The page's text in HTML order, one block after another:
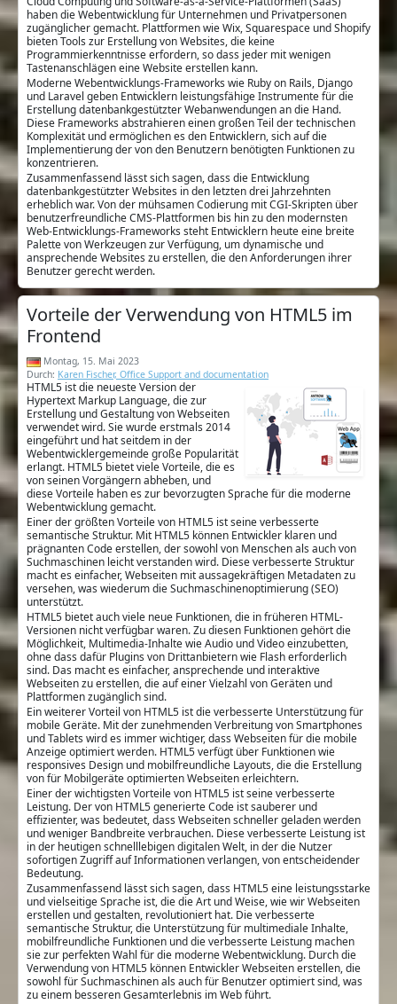
haben die Webentwicklung für Unternehmen und Privatpersonen
zugänglicher gemacht. Plattformen wie Wix, Squarespace und Shopify
bieten Tools zur Erstellung von Websites, die keine
Programmierkenntnisse erfordern, so dass jeder mit wenigen
Tastenanschlägen eine Website erstellen kann.
Moderne Webentwicklungs-Frameworks wie Ruby on Rails, Django
und Laravel geben Entwicklern leistungsfähige Instrumente für die
Erstellung datenbankgestützter Webanwendungen an die Hand.
Diese Frameworks abstrahieren einen großen Teil der technischen
Komplexität und ermöglichen es den Entwicklern, sich auf die
Implementierung der von den Benutzern benötigten Funktionen zu
konzentrieren.
Zusammenfassend lässt sich sagen, dass die Entwicklung
datenbankgestützter Websites in den letzten drei Jahrzehnten
erheblich war. Von der mühsamen Codierung mit CGI-Skripten über
benutzerfreundliche CMS-Plattformen bis hin zu den modernsten
Web-Entwicklungs-Frameworks steht Entwicklern heute eine breite
Palette von Werkzeugen zur Verfügung, um dynamische und
ansprechende Websites zu erstellen, die den Anforderungen ihrer
Benutzer gerecht werden.
Vorteile der Verwendung von HTML5 im
Frontend
Montag, 15. Mai 2023
Durch: Karen Fischer, Office Support and documentation
HTML5 ist die neueste Version der
Hypertext Markup Language, die zur
Erstellung und Gestaltung von Webseiten
verwendet wird. Sie wurde erstmals 2014
eingeführt und hat seitdem in der
Webentwicklergemeinde große Popularität
erlangt. HTML5 bietet viele Vorteile, die es
von seinen Vorgängern abheben, und
diese Vorteile haben es zur bevorzugten Sprache für die moderne
Webentwicklung gemacht.
Einer der größten Vorteile von HTML5 ist seine verbesserte
semantische Struktur. Mit HTML5 können Entwickler klaren und
prägnanten Code erstellen, der sowohl von Menschen als auch von
Suchmaschinen leicht verstanden wird. Diese verbesserte Struktur
macht es einfacher, Webseiten mit aussagekräftigen Metadaten zu
versehen, was wiederum die Suchmaschinenoptimierung (SEO)
unterstützt.
HTML5 bietet auch viele neue Funktionen, die in früheren HTML-
Versionen nicht verfügbar waren. Zu diesen Funktionen gehört die
Möglichkeit, Multimedia-Inhalte wie Audio und Video einzubetten,
ohne dass dafür Plugins von Drittanbietern wie Flash erforderlich
sind. Das macht es einfacher, ansprechende und interaktive
Webseiten zu erstellen, die auf einer Vielzahl von Geräten und
Plattformen zugänglich sind.
Ein weiterer Vorteil von HTML5 ist die verbesserte Unterstützung für
mobile Geräte. Mit der zunehmenden Verbreitung von Smartphones
und Tablets wird es immer wichtiger, dass Webseiten für die mobile
Anzeige optimiert werden. HTML5 verfügt über Funktionen wie
responsives Design und mobilfreundliche Layouts, die die Erstellung
von für Mobilgeräte optimierten Webseiten erleichtern.
Einer der wichtigsten Vorteile von HTML5 ist seine verbesserte
Leistung. Der von HTML5 generierte Code ist sauberer und
effizienter, was bedeutet, dass Webseiten schneller geladen werden
und weniger Bandbreite verbrauchen. Diese verbesserte Leistung ist
in der heutigen schnelllebigen digitalen Welt, in der die Nutzer
sofortigen Zugriff auf Informationen verlangen, von entscheidender
Bedeutung.
Zusammenfassend lässt sich sagen, dass HTML5 eine leistungsstarke
und vielseitige Sprache ist, die die Art und Weise, wie wir Webseiten
erstellen und gestalten, revolutioniert hat. Die verbesserte
semantische Struktur, die Unterstützung für multimediale Inhalte,
mobilfreundliche Funktionen und die verbesserte Leistung machen
sie zur perfekten Wahl für die moderne Webentwicklung. Durch die
Verwendung von HTML5 können Entwickler Webseiten erstellen, die
sowohl für Suchmaschinen als auch für Benutzer optimiert sind, was
zu einem besseren Gesamterlebnis im Web führt.